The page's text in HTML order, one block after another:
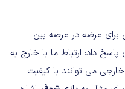
برای عرضه در عرصه بین
پاسخ داد: ارتباط ما با خارج به
می توانند با کیفیت